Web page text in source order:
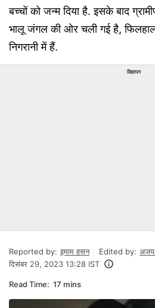
बच्चों को जन्म दिया है. इसके बाद
भालू जंगल की ओर चली गई है,
निगरानी में हैं.
विज्ञापन
Reported by: इमाम हसन Edited by: अजय
दिसंबर 29, 2023 13:28 IST
Read Time: 17 mins